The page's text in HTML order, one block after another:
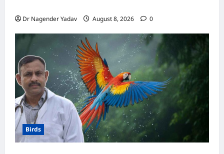
Dr Nagender Yadav August 8, 2026 0
Birds